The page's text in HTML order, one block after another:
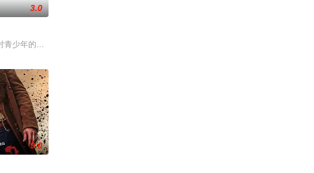
的威胁。为了维护两个世界的平衡，他
，被迫出手击杀黑帮一伙而暴露身份。幕后黑手向爷派杀手左轮抓住母女二人
3.0
青少年的危害，对社会秩序的破坏为主题，旨在通过电影让观众意识到毒品的可怕，着
9.0